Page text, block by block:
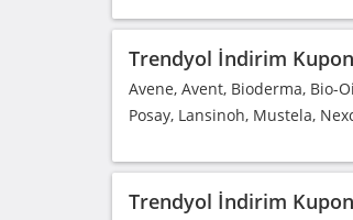
Trendyol İndirim
Avene, Avent, Bioderma, Bio-
Posay, Lansinoh, Mustela,
Trendyol İndirim